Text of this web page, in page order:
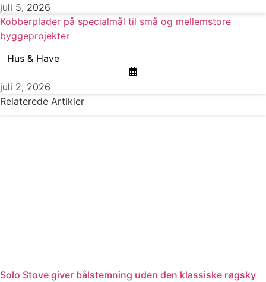
juli 5, 2026
Kobberplader på specialmål til små og mellemstore
byggeprojekter
Hus & Have
juli 2, 2026
Relaterede Artikler
Solo Stove giver bålstemning uden den klassiske røgsky